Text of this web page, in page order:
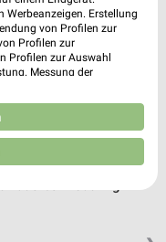
Bad Lippspringe
| Geöffnet
Werbeanzeigen. Erstellung
von Profilen zur
Profilen zur
Profilen zur Auswahl
Messung der
Entwicklung und
Daten zur Auswahl
weitergegeben und in die